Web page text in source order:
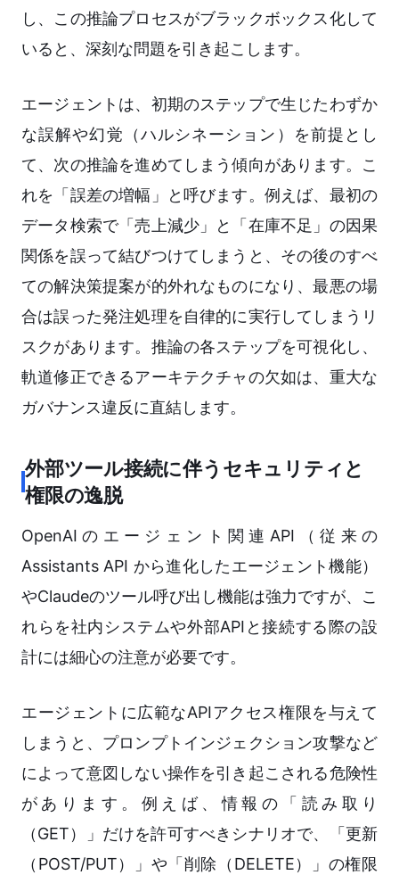
し、この推論プロセスがブラックボックス化して
いると、深刻な問題を引き起こします。
エージェントは、初期のステップで生じたわずか
な誤解や幻覚（ハルシネーション）を前提とし
て、次の推論を進めてしまう傾向があります。こ
れを「誤差の増幅」と呼びます。例えば、最初の
データ検索で「売上減少」と「在庫不足」の因果
関係を誤って結びつけてしまうと、その後のすべ
ての解決策提案が的外れなものになり、最悪の場
合は誤った発注処理を自律的に実行してしまうリ
スクがあります。推論の各ステップを可視化し、
軌道修正できるアーキテクチャの欠如は、重大な
ガバナンス違反に直結します。
外部ツール接続に伴うセキュリティと
権限の逸脱
OpenAIのエージェント関連API（従来の
Assistants API から進化したエージェント機能）
やClaudeのツール呼び出し機能は強力ですが、こ
れらを社内システムや外部APIと接続する際の設
計には細心の注意が必要です。
エージェントに広範なAPIアクセス権限を与えて
しまうと、プロンプトインジェクション攻撃など
によって意図しない操作を引き起こされる危険性
があります。例えば、情報の「読み取り
（GET）」だけを許可すべきシナリオで、「更新
（POST/PUT）」や「削除（DELETE）」の権限